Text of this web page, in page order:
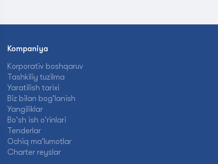
Kompaniya
Korporativ boshqaruv
Tashkiliy tuzilma
Yaratilish tarixi
Biz bilan bog'lanish
Yangiliklar
Bo'sh ish o'rinlari
Tenderlar
Ochiq ma'lumotlar
Charter reyslar